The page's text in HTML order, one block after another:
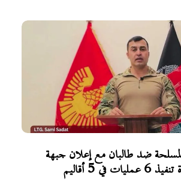
ضد طالبان مع إعلان جبهة
في 5 أقاليم